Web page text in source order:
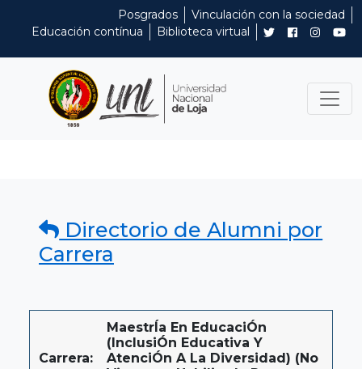
Posgrados
Vinculación con la sociedad
Educación contínua
Biblioteca virtual
Directorio de Alumni por
Carrera
Carrera:
MaestrÍa En EducaciÓn
(inclusiÓn Educativa Y
AtenciÓn A La Diversidad) (No